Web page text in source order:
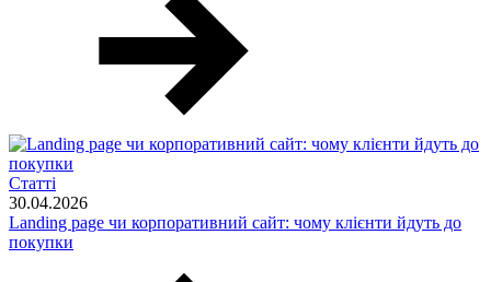
Статті
30.04.2026
Landing page чи корпоративний сайт: чому клієнти йдуть до
покупки